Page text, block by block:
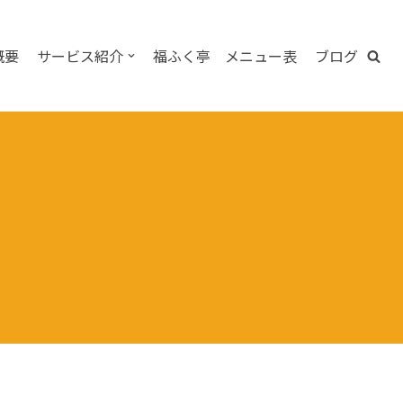
要 サービス紹介 福ふく亭 メニュー表 ブログ